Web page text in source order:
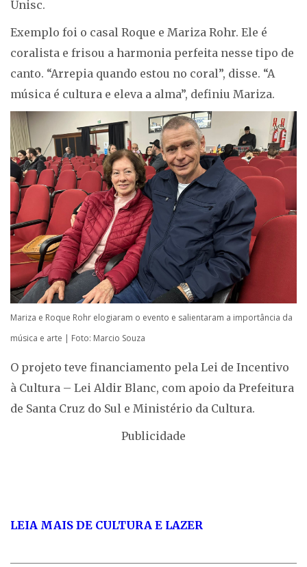
Unisc.
Exemplo foi o casal Roque e Mariza Rohr. Ele é
coralista e frisou a harmonia perfeita nesse tipo de
canto. “Arrepia quando estou no coral”, disse. “A
música é cultura e eleva a alma”, definiu Mariza.
Mariza e Roque Rohr elogiaram o evento e salientaram a importância da
música e arte | Foto: Marcio Souza
O projeto teve financiamento pela Lei de Incentivo
à Cultura – Lei Aldir Blanc, com apoio da Prefeitura
de Santa Cruz do Sul e Ministério da Cultura.
Publicidade
LEIA MAIS DE CULTURA E LAZER